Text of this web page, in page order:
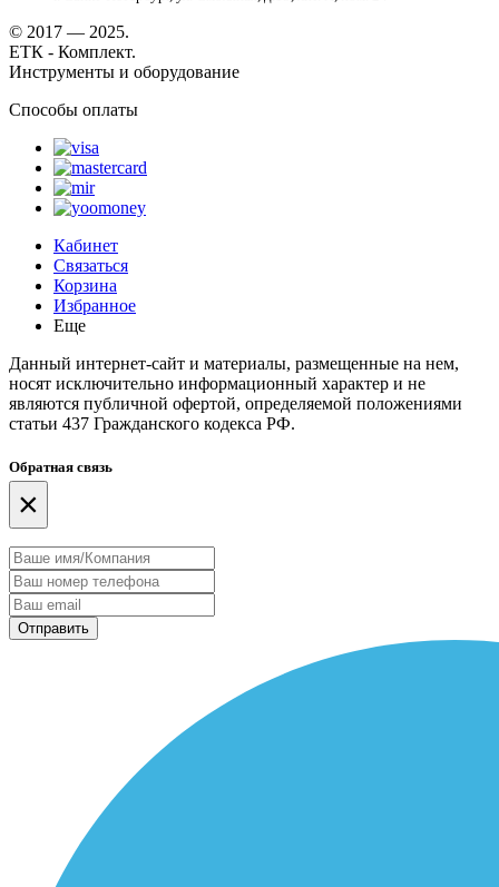
© 2017 — 2025.
ЕТК - Комплект.
Инструменты и оборудование
Способы оплаты
Кабинет
Связаться
Корзина
Избранное
Еще
Данный интернет-сайт и материалы, размещенные на нем,
носят исключительно информационный характер и не
являются публичной офертой, определяемой положениями
статьи 437 Гражданского кодекса РФ.
Обратная связь
×
Отправить